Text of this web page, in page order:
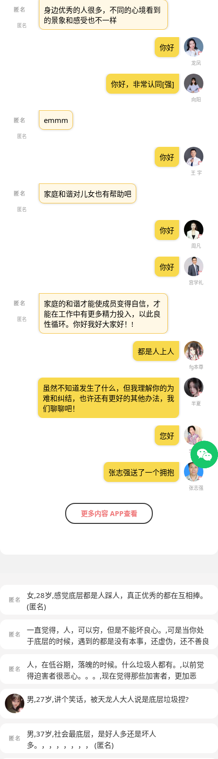
匿名
身边优秀的人很多，不同的心境看到
的景象和感受也不一样
龙凤
你好
向阳
你好，非常认同[强]
匿名
emmm
王 宇
你好
匿名
家庭和谐对儿女也有帮助吧
周凡
你好
宫学礼
你好
匿名
家庭的和谐才能使成员变得自信，才
能在工作中有更多精力投入，以此良
性循环。你好我好大家好！!
fg本尊
都是人上人
半夏
虽然不知道发生了什么，但我理解你的为
难和纠结，也许还有更好的其他办法，我
们聊聊吧！
李凤秋
您好
张志强
张志强送了一个拥抱
更多内容 APP查看
女,28岁,感觉底层都是人踩人，真正优秀的都在互相捧。
(匿名)
一直觉得，人，可以穷，但是不能坏良心。,可是当你处
于底层的时候，遇到的都是没有本事，还虚伪，还不善良
是那种自私自利，还很双标。。。她们的丑陋，可以让你
颠覆三观。,,还有那些低级的垃圾男人，会把你当成不正
样。,,底层的垃圾人，很恶心的。。。,,虽然我没有本事，
可笑。,人品好，没有能力，没有一点用处。,,因为小人是
最恶心，而且畏惧权威的有毒生物。,因为他们对待比他
人，在低谷期，落魄的时候。什么垃圾人都有。,以前觉
得迫害者很恶心。。。,现在觉得那些加害者，更加恶
会认为，既然别人可以欺负你，那我也欺负你。,然后就
牛逼，别人**。,人家的事，好像他很清楚一样。。。就
跟个二百五似的。,
(匿名)
男,27岁,讲个笑话，被天龙人大人说是底层垃圾捏?
男,37岁,社会最底层，是好人多还是坏人
多。，，，，，，， (匿名)